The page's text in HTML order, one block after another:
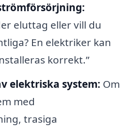
eluttag eller vill du
En elektriker kan
korrekt.”
elektriska system: Om
med
trasiga